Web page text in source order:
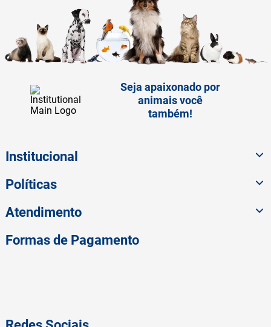
Seja apaixonado por
animais você
também!
Institucional
Políticas
Atendimento
Formas de Pagamento